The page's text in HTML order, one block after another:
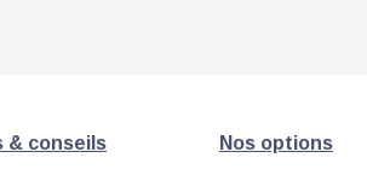
& conseils Nos options